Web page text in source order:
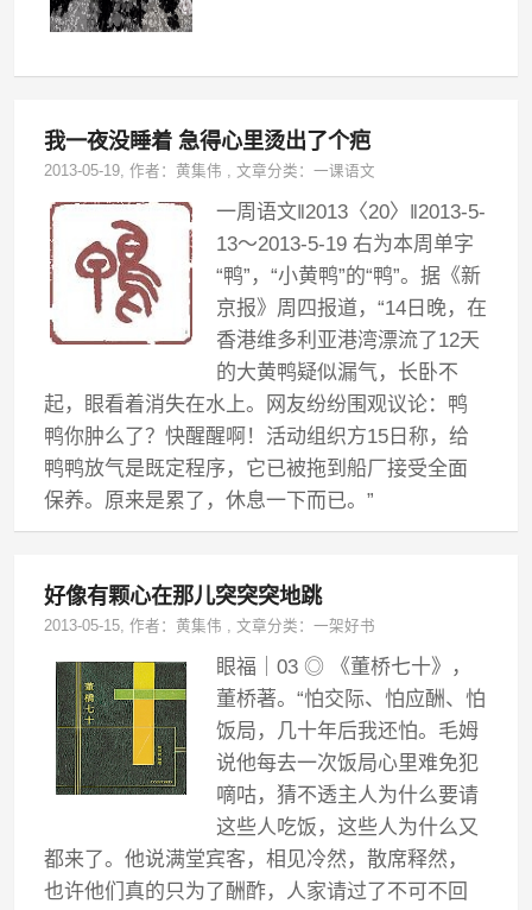
我一夜没睡着 急得心里烫出了个疤
2013-05-19, 作者：黄集伟 ,文章分类：一课语文
一周语文‖2013〈20〉‖2013-5-
13～2013-5-19 右为本周单字
“鸭”，“小黄鸭”的“鸭”。据《新
京报》周四报道，“14日晚，在
香港维多利亚港湾漂流了12天
的大黄鸭疑似漏气，长卧不
起，眼看着消失在水上。网友纷纷围观议论：鸭
鸭你肿么了？快醒醒啊！活动组织方15日称，给
鸭鸭放气是既定程序，它已被拖到船厂接受全面
保养。原来是累了，休息一下而已。”
好像有颗心在那儿突突突地跳
2013-05-15, 作者：黄集伟 ,文章分类：一架好书
眼福｜03 ◎ 《董桥七十》，
董桥著。“怕交际、怕应酬、怕
饭局，几十年后我还怕。毛姆
说他每去一次饭局心里难免犯
嘀咕，猜不透主人为什么要请
这些人吃饭，这些人为什么又
都来了。他说满堂宾客，相见冷然，散席释然，
也许他们真的只为了酬酢，人家请过了不可不回